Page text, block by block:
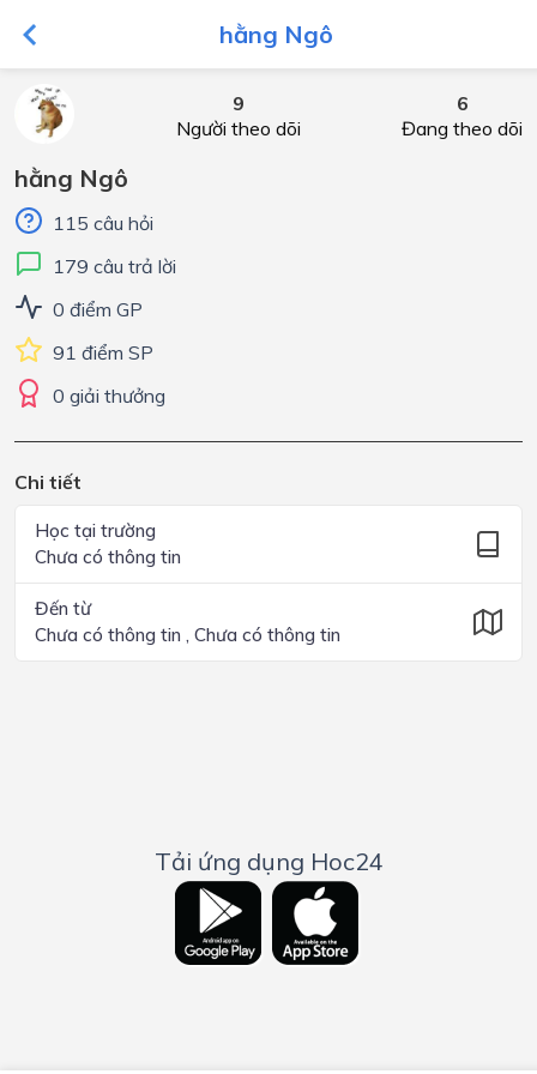
hằng Ngô
9
Người theo dõi
6
Đang theo dõi
hằng Ngô
115 câu hỏi
179 câu trả lời
0 điểm GP
91 điểm SP
0 giải thưởng
Chi tiết
Học tại trường
Chưa có thông tin
Đến từ
Chưa có thông tin , Chưa có thông tin
Tải ứng dụng Hoc24